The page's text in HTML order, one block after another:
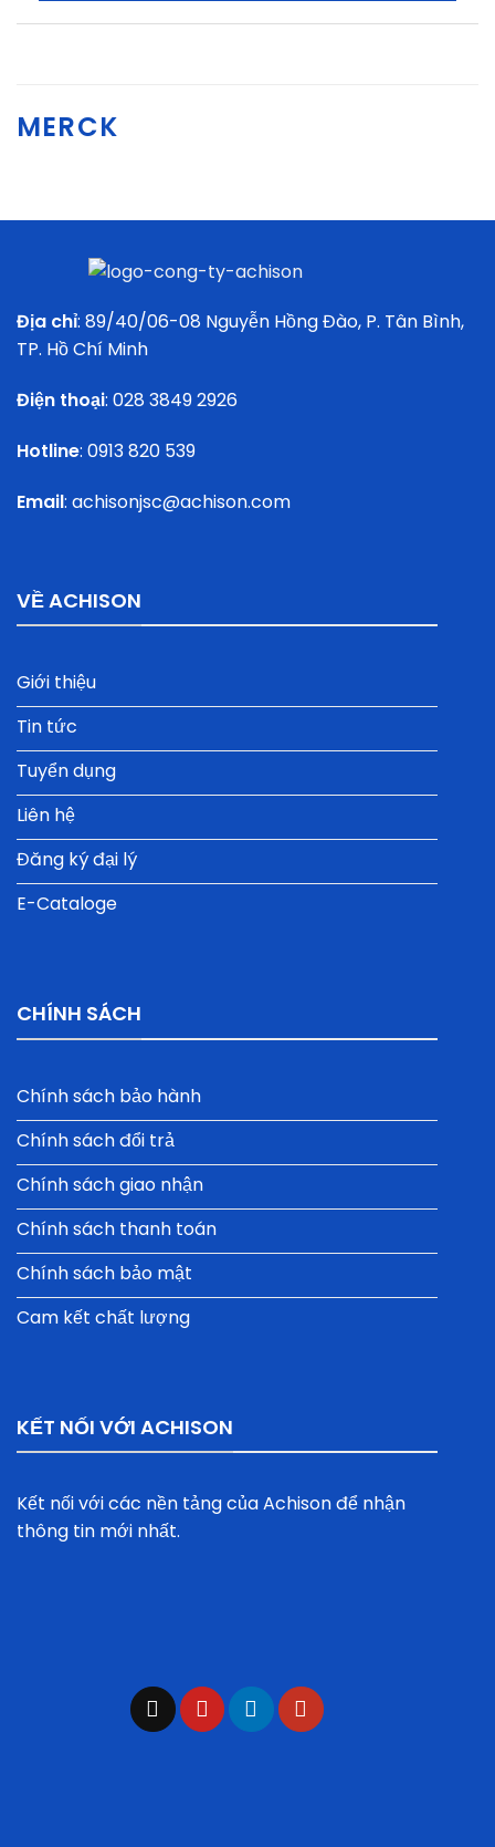
MERCK
Địa chỉ: 89/40/06-08 Nguyễn Hồng Đào, P. Tân Bình,
TP. Hồ Chí Minh
Điện thoại: 028 3849 2926
Hotline: 0913 820 539
Email: achisonjsc@achison.com
VỀ ACHISON
Giới thiệu
Tin tức
Tuyển dụng
Liên hệ
Đăng ký đại lý
E-Cataloge
CHÍNH SÁCH
Chính sách bảo hành
Chính sách đổi trả
Chính sách giao nhận
Chính sách thanh toán
Chính sách bảo mật
Cam kết chất lượng
KẾT NỐI VỚI ACHISON
Kết nối với các nền tảng của Achison để nhận
thông tin mới nhất.